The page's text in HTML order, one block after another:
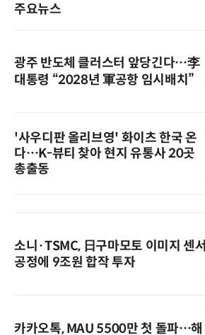
주요뉴스
광주 반도체 클러스터 앞당긴다…李
대통령 “2028년 軍공항 임시배치”
'사우디판 올리브영' 화이츠 한국 온
다…K-뷰티 찾아 현지 유통사 20곳
총출동
소니·TSMC, 日구마모토 이미지 센서
공정에 9조원 합작 투자
카카오톡, MAU 5500만 첫 돌파…해